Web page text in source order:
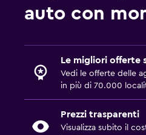
auto con
Le migliori offerte
Vedi le offerte delle
in più di 70.000
Prezzi trasparenti
Visualizza subito il